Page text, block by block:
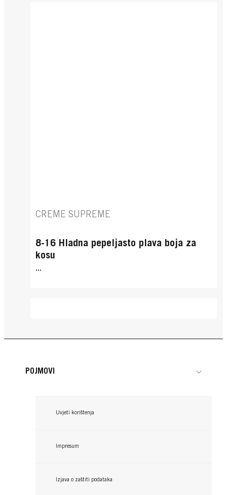
CREME SUPREME
8-16 Hladna pepeljasto plava boja za
kosu
...
POJMOVI
Uvjeti korištenja
Impresum
Izjava o zaštiti podataka